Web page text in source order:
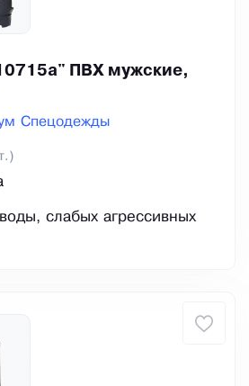
ПВХ мужские,
Спецодежды
слабых агрессивных